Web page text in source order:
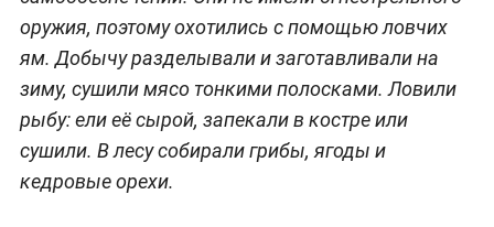
оружия, поэтому охотились с помощью ловчих
ям. Добычу разделывали и заготавливали на
зиму, сушили мясо тонкими полосками. Ловили
рыбу: ели её сырой, запекали в костре или
сушили. В лесу собирали грибы, ягоды и
кедровые орехи.